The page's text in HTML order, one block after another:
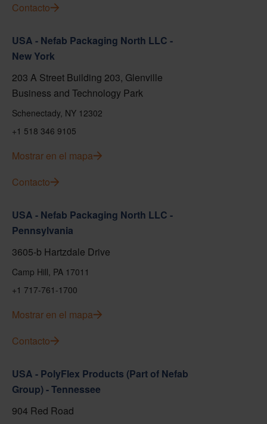
Contacto
USA - Nefab Packaging North LLC -
New York
203 A Street Building 203, Glenville
Business and Technology Park
Schenectady, NY 12302
+1 518 346 9105
Mostrar en el mapa
Contacto
USA - Nefab Packaging North LLC -
Pennsylvania
3605-b Hartzdale Drive
Camp Hill, PA 17011
+1 717-761-1700
Mostrar en el mapa
Contacto
USA - PolyFlex Products (Part of Nefab
Group) - Tennessee
904 Red Road